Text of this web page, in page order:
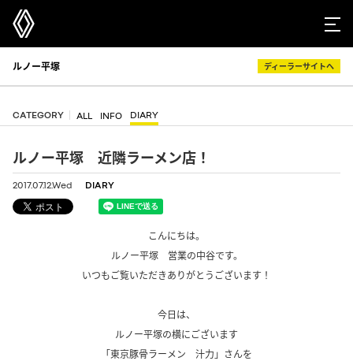
ルノー平塚 ディーラーサイトへ
CATEGORY ALL INFO DIARY
ルノー平塚 近隣ラーメン店！
2017.07.12.Wed DIARY
こんにちは。
ルノー平塚 営業の中谷です。
いつもご覧いただきありがとうございます！
今日は、
ルノー平塚の横にございます
「東京豚骨ラーメン 汁力」さんを